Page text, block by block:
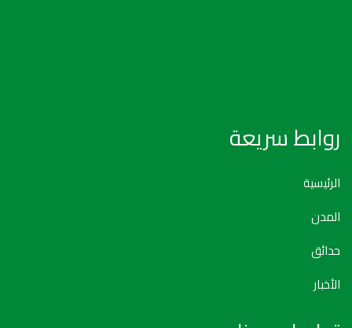
روابط سريعة
الرئيسية
المدن
حدائق
الأخبار